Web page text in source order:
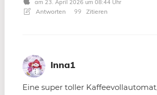
am 23. April 2026 um 08:44 Uhr
Antworten Zitieren
Inna1
Eine super toller